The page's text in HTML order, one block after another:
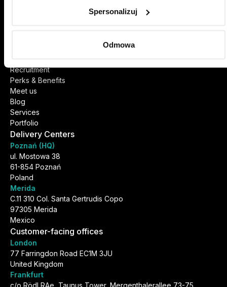
Spersonalizuj
Odmowa
Recruitment
Perks & Benefits
Meet us
Blog
Services
Portfolio
Delivery Centers
Poznań (HQ)
ul. Mostowa 38
61-854 Poznań
Poland
Merida
C.11 310 Col. Santa Gertrudis Copo
97305 Merida
Mexico
Customer-facing offices
London
77 Farringdon Road EC1M 3JU
United Kingdom
Frankfurt
c/o Rödl RAe, Taunus Tower, Mergenthalerallee 73-75,